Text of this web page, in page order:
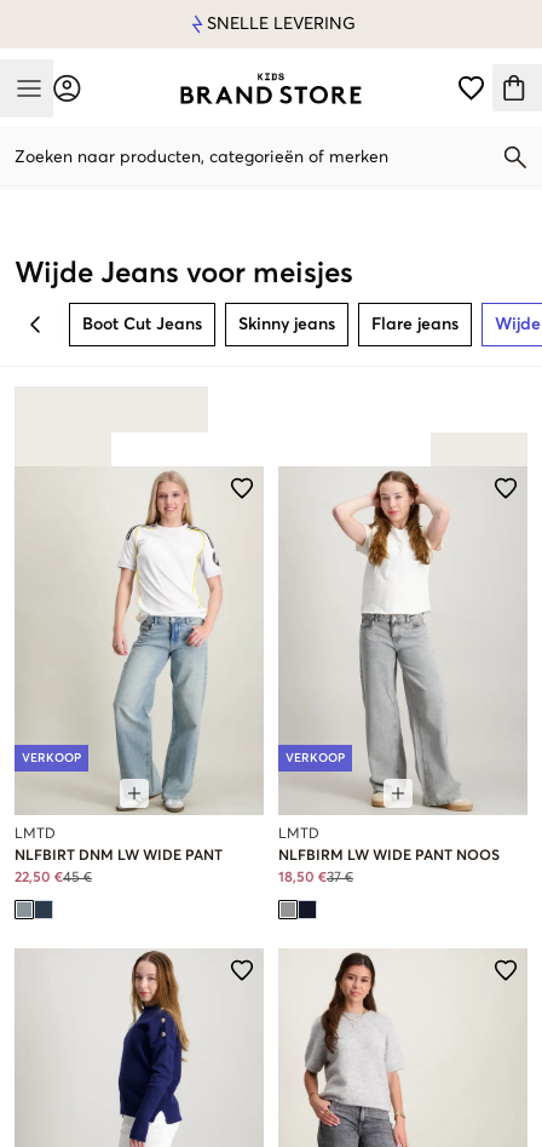
SNELLE LEVERING
Mobile Menu
Zoeken naar producten, categorieën of merken
Wijde Jeans voor meisjes
BACK Boot Cut Jeans Skinny jeans Flare jeans
VERKOOP
LMTD
NLFBIRT DNM LW WIDE PANT
22,50 €45 €
VERKOOP
LMTD
NLFBIRM LW WIDE PANT NOOS
18,50 €37 €